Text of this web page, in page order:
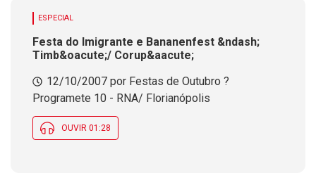
ESPECIAL
Festa do Imigrante e Bananenfest &ndash;
Timb&oacute;/ Corup&aacute;
12/10/2007 por Festas de Outubro ?
Programete 10 - RNA/ Florianópolis
OUVIR 01:28